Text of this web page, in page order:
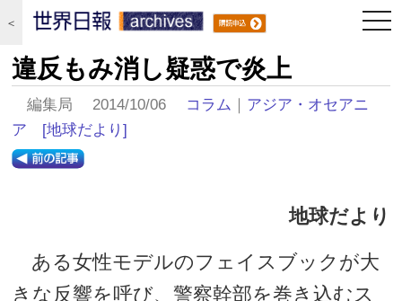
＜
違反もみ消し疑惑で炎上
編集局 2014/10/06 コラム ｜ アジア・オセアニ
ア
[地球だより]
地球だより
ある女性モデルのフェイスブックが大
きな反響を呼び、警察幹部を巻き込むス